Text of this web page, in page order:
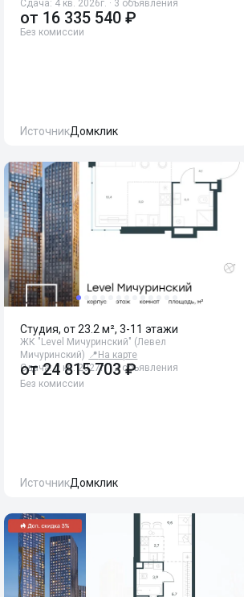
Сдача: 4 кв. 2026г. · 3 объявления
от 16 335 540 ₽
Без комиссии
ИсточникДомклик
Студия, от 23.2 м², 3-11 этажи
ЖК "Level Мичуринский" (Левел
Мичуринский) 📍 На карте
Сдача: 2 кв. 2027г. · 2 объявления
от24 815 703 ₽
Без комиссии
ИсточникДомклик